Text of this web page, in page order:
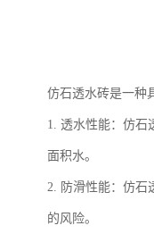
仿石透水砖是一种
1. 透水性能：仿石
面积水。
2. 防滑性能：仿石
的风险。